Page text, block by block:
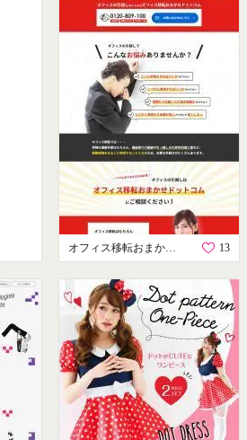
オフィス移転おまかせドットコム 13